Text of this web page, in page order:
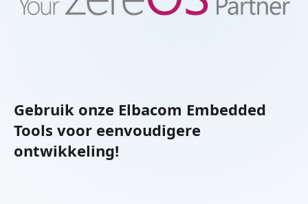
Gebruik onze Elbacom Embedded
Tools voor eenvoudigere
ontwikkeling!